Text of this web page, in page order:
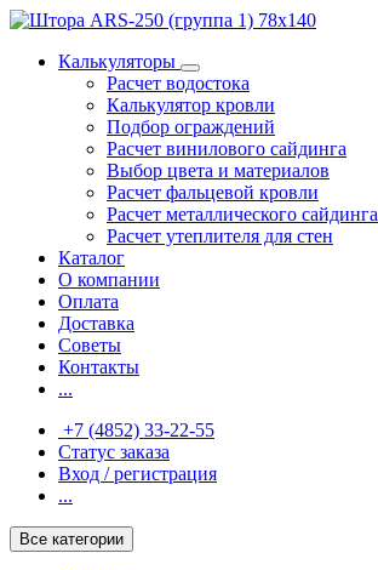
Калькуляторы
Расчет водостока
Калькулятор кровли
Подбор ограждений
Расчет винилового сайдинга
Выбор цвета и материалов
Расчет фальцевой кровли
Расчет металлического сайдинга
Расчет утеплителя для стен
Каталог
О компании
Оплата
Доставка
Советы
Контакты
...
+7 (4852) 33-22-55
Статус заказа
Вход / регистрация
...
Все категории